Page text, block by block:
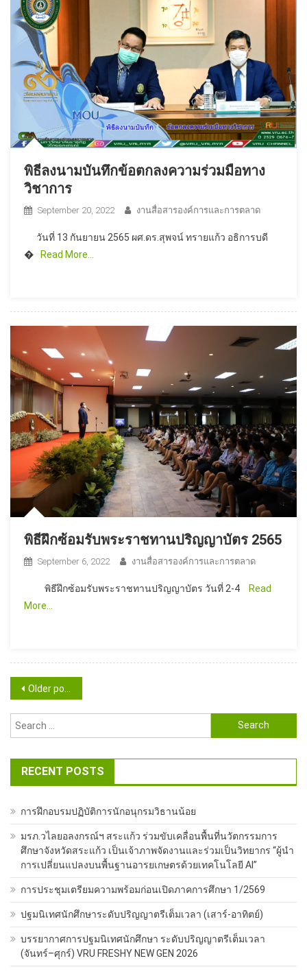
พิธีลงนามบันทึกข้อตกลงความร่วมมือทาง
วิชาการ
September 20, 2022 งานสื่อสารองค์การและการตลาด
วันที่ 13 กันยายน 2565 ผศ.ดร.สุพจน์ ทรายแก้ว อธิการบดี
�
Read More…
พิธีฝึกซ้อมรับพระราชทานปริญญาบัตร 2565
September 6, 2022 งานสื่อสารองค์การและการตลาด
พิธีฝึกซ้อมรับพระราชทานปริญญาบัตร วันที่ 2-4
Read
More…
Posts
navigation
Older posts
Search
for:
RECENT POSTS
การฝึกอบรมปฏิบัติการนักอนุกรมวิธานน้อย
มรภ.วไลยอลงกรณ์ฯ สระแก้ว ร่วมขับเคลื่อนพื้นที่นวัตกรรมการ
ศึกษาจังหวัดสระแก้ว เป็นเจ้าภาพจัดงานและร่วมเป็นวิทยากร “ผู้นำ
การเปลี่ยนแปลงบนพื้นฐานอารยเกษตรด้วยเทคโนโลยี AI”
การประชุมเตรียมความพร้อมก่อนเปิดภาคการศึกษา 1/2569
ปฐมนิเทศนักศึกษาระดับปริญญาตรีเต็มเวลา (เสาร์-อาทิตย์)
บรรยากาศการปฐมนิเทศนักศึกษา ระดับปริญญาตรีเต็มเวลา
(จันทร์–ศุกร์) VRU FRESHY NEW GEN 2026